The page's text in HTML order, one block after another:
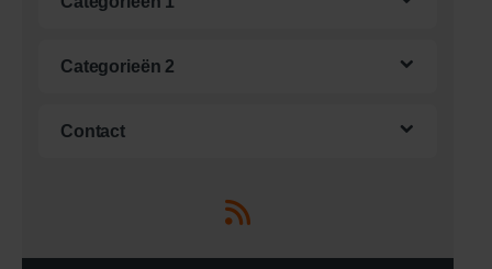
Categorieën 2
Contact